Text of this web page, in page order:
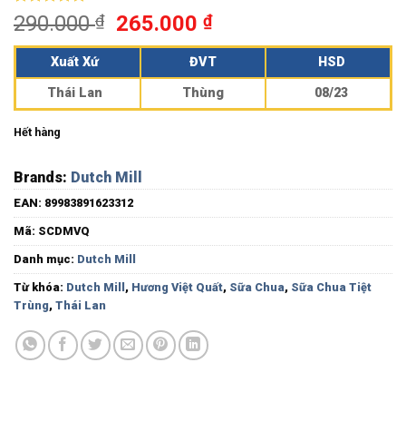
5.00trên 5
dựa trên
1
đánh giá
290.000₫ 265.000₫
Xuất Xứ ĐVT
HSD
Thái Lan
Thùng 08/23
Hết hàng
Brands: Dutch Mill
EAN: 89983891623312
Mã: SCDMVQ
Danh mục: Dutch Mill
Từ khóa: Dutch Mill, Hương Việt Quất, Sữa Chua, Sữa Chua Tiệt
Trùng, Thái Lan